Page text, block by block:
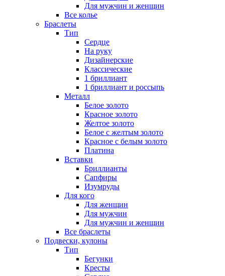
Для мужчин и женщин
Все колье
Браслеты
Тип
Сердце
На руку
Дизайнерские
Классические
1 бриллиант
1 бриллиант и россыпь
Металл
Белое золото
Красное золото
Желтое золото
Белое с желтым золото
Красное с белым золото
Платина
Вставки
Бриллианты
Сапфиры
Изумруды
Для кого
Для женщин
Для мужчин
Для мужчин и женщин
Все браслеты
Подвески, кулоны
Тип
Бегунки
Кресты